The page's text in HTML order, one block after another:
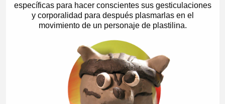
específicas para hacer conscientes sus gesticulaciones
y corporalidad para después plasmarlas en el
movimiento de un personaje de plastilina.